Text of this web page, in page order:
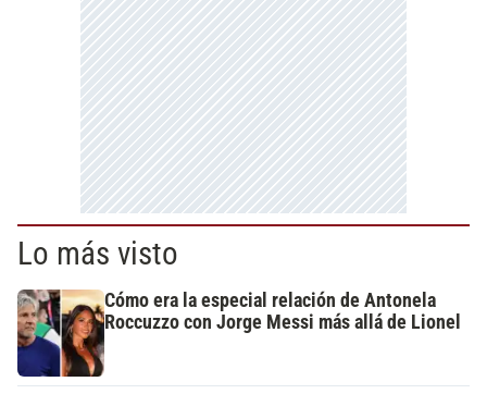
Lo más visto
Cómo era la especial relación de Antonela
Roccuzzo con Jorge Messi más allá de Lionel